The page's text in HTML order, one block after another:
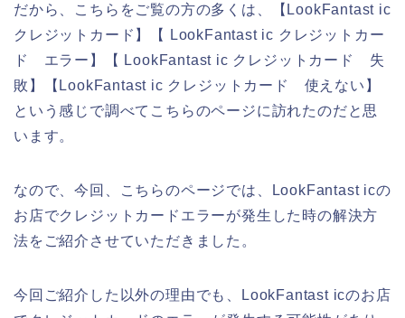
だから、こちらをご覧の方の多くは、【LookFantast ic
クレジットカード】【 LookFantast ic クレジットカー
ド エラー】【 LookFantast ic クレジットカード 失
敗】【LookFantast ic クレジットカード 使えない】
という感じで調べてこちらのページに訪れたのだと思
います。
なので、今回、こちらのページでは、LookFantast icの
お店でクレジットカードエラーが発生した時の解決方
法をご紹介させていただきました。
今回ご紹介した以外の理由でも、LookFantast icのお店